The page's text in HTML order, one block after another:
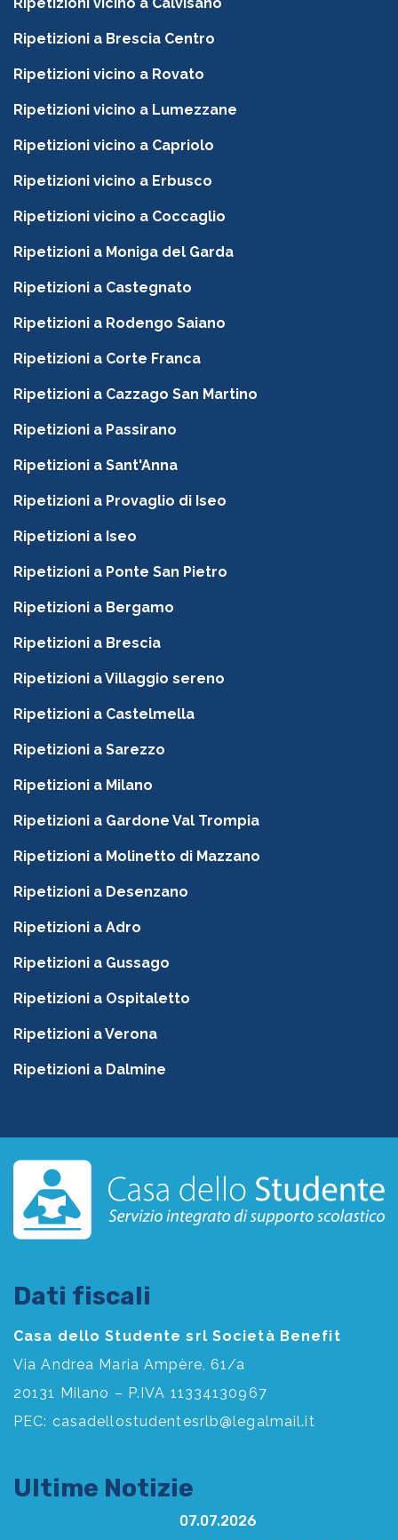
Ripetizioni vicino a Calvisano
Ripetizioni a Brescia Centro
Ripetizioni vicino a Rovato
Ripetizioni vicino a Lumezzane
Ripetizioni vicino a Capriolo
Ripetizioni vicino a Erbusco
Ripetizioni vicino a Coccaglio
Ripetizioni a Moniga del Garda
Ripetizioni a Castegnato
Ripetizioni a Rodengo Saiano
Ripetizioni a Corte Franca
Ripetizioni a Cazzago San Martino
Ripetizioni a Passirano
Ripetizioni a Sant'Anna
Ripetizioni a Provaglio di Iseo
Ripetizioni a Iseo
Ripetizioni a Ponte San Pietro
Ripetizioni a Bergamo
Ripetizioni a Brescia
Ripetizioni a Villaggio sereno
Ripetizioni a Castelmella
Ripetizioni a Sarezzo
Ripetizioni a Milano
Ripetizioni a Gardone Val Trompia
Ripetizioni a Molinetto di Mazzano
Ripetizioni a Desenzano
Ripetizioni a Adro
Ripetizioni a Gussago
Ripetizioni a Ospitaletto
Ripetizioni a Verona
Ripetizioni a Dalmine
Dati fiscali
Casa dello Studente srl Società Benefit
Via Andrea Maria Ampère, 61/a
20131 Milano – P.IVA 11334130967
PEC: casadellostudentesrlb@legalmail.it
Ultime Notizie
07.07.2026